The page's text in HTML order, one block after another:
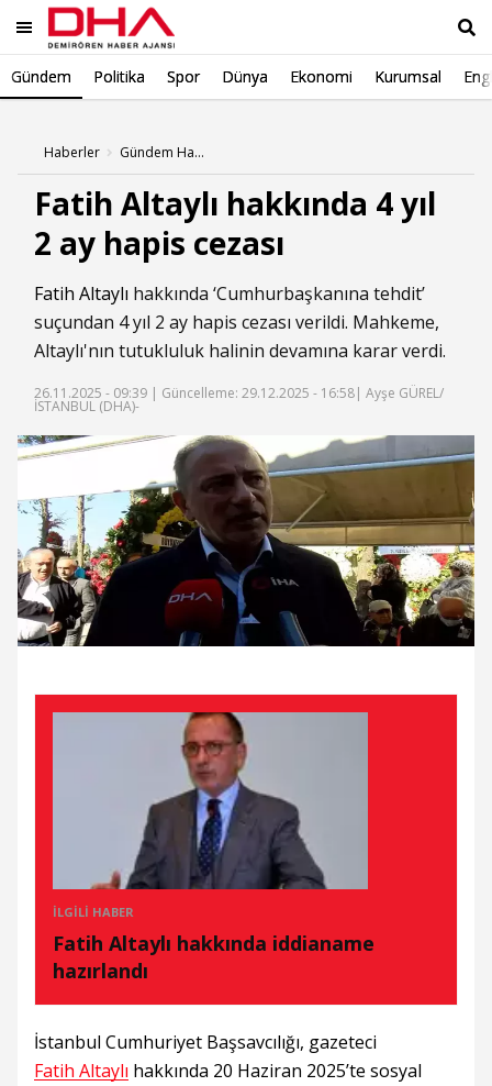
Gündem Politika Spor Dünya Ekonomi Kurumsal
Haberler Gündem Haberleri
Fatih Altaylı hakkında 4 yıl
2 ay hapis cezası
Fatih Altaylı hakkında ‘Cumhurbaşkanına tehdit’
suçundan 4 yıl 2 ay hapis cezası verildi. Mahkeme,
Altaylı'nın tutukluluk halinin devamına karar verdi.
26.11.2025 - 09:39 | Güncelleme: 29.12.2025 - 16:58| Ayşe GÜREL/
İSTANBUL (DHA)-
İLGILI HABER
Fatih Altaylı hakkında iddianame
hazırlandı
İstanbul Cumhuriyet Başsavcılığı, gazeteci
Fatih Altaylı hakkında 20 Haziran 2025’te sosyal